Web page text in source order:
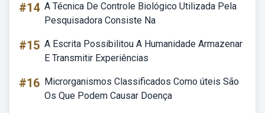
#14 A Técnica De Controle Biológico Utilizada Pela
Pesquisadora Consiste Na
#15 A Escrita Possibilitou A Humanidade Armazenar
E Transmitir Experiências
#16 Microrganismos Classificados Como úteis São
Os Que Podem Causar Doença